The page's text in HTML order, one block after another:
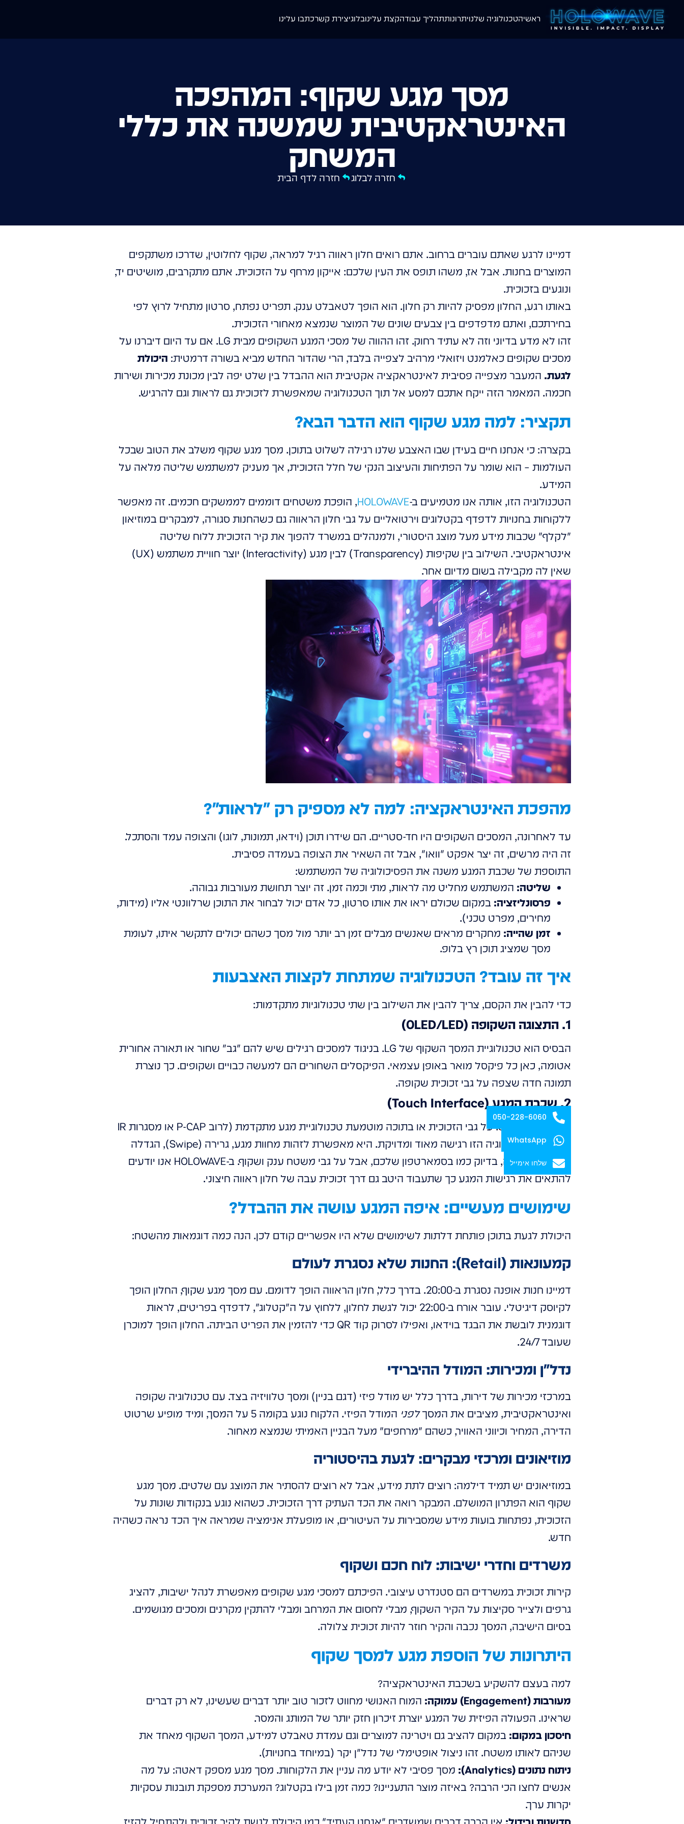
ראשיהטכנולוגיה שלנויתרונותתהליך עבודהקצת עלינובלוגיצירת קשרכתבו עלינו
מסך מגע שקוף: המהפכה
האינטראקטיבית שמשנה את כללי
המשחק
חזרה לבלוג חזרה לדף הבית
דמיינו לרגע שאתם עוברים ברחוב. אתם רואים חלון ראווה רגיל למראה, שקוף לחלוטין, שדרכו משתקפים
המוצרים בחנות. אבל אז, משהו תופס את העין שלכם: אייקון מרחף על הזכוכית. אתם מתקרבים, מושיטים יד,
ונוגעים בזכוכית.
באותו רגע, החלון מפסיק להיות רק חלון. הוא הופך לטאבלט ענק. תפריט נפתח, סרטון מתחיל לרוץ לפי
בחירתכם, ואתם מדפדפים בין צבעים שונים של המוצר שנמצא מאחורי הזכוכית.
זהו לא מדע בדיוני וזה לא עתיד רחוק. זהו ההווה של מסכי המגע השקופים מבית LG. אם עד היום דיברנו על
מסכים שקופים כאלמנט ויזואלי מרהיב לצפייה בלבד, הרי שהדור החדש מביא בשורה דרמטית: היכולת
לגעת. המעבר מצפייה פסיבית לאינטראקציה אקטיבית הוא ההבדל בין שלט יפה לבין מכונת מכירות ושירות
חכמה. המאמר הזה ייקח אתכם למסע אל תוך הטכנולוגיה שמאפשרת לזכוכית גם לראות וגם להרגיש.
תקציר: למה מגע שקוף הוא הדבר הבא?
בקצרה: כי אנחנו חיים בעידן שבו האצבע שלנו רגילה לשלוט בתוכן. מסך מגע שקוף משלב את הטוב שבכל
העולמות – הוא שומר על הפתיחות והעיצוב הנקי של חלל הזכוכית, אך מעניק למשתמש שליטה מלאה על
המידע.
הטכנולוגיה הזו, אותה אנו מטמיעים ב-HOLOWAVE, הופכת משטחים דוממים לממשקים חכמים. זה מאפשר
ללקוחות בחנויות לדפדף בקטלוגים וירטואליים על גבי חלון הראווה גם כשהחנות סגורה, למבקרים במוזיאון
"לקלף" שכבות מידע מעל מוצג היסטורי, ולמנהלים במשרד להפוך את קיר הזכוכית ללוח שליטה
אינטראקטיבי. השילוב בין שקיפות (Transparency) לבין מגע (Interactivity) יוצר חוויית משתמש (UX)
שאין לה מקבילה בשום מדיום אחר.
מהפכת האינטראקציה: למה לא מספיק רק "לראות"?
עד לאחרונה, המסכים השקופים היו חד-סטריים. הם שידרו תוכן (וידאו, תמונות, לוגו) והצופה עמד והסתכל.
זה היה מרשים, זה יצר אפקט "וואו", אבל זה השאיר את הצופה בעמדה פסיבית.
התוספת של שכבת המגע משנה את הפסיכולוגיה של המשתמש:
שליטה: המשתמש מחליט מה לראות, מתי וכמה זמן. זה יוצר תחושת מעורבות גבוהה.
פרסונליזציה: במקום שכולם יראו את אותו סרטון, כל אדם יכול לבחור את התוכן שרלוונטי אליו (מידות,
מחירים, מפרט טכני).
זמן שהייה: מחקרים מראים שאנשים מבלים זמן רב יותר מול מסך כשהם יכולים לתקשר איתו, לעומת
מסך שמציג תוכן רץ בלופ.
איך זה עובד? הטכנולוגיה שמתחת לקצות האצבעות
כדי להבין את הקסם, צריך להבין את השילוב בין שתי טכנולוגיות מתקדמות:
1. התצוגה השקופה (OLED/LED)
הבסיס הוא טכנולוגיית המסך השקוף של LG. בניגוד למסכים רגילים שיש להם "גב" שחור או תאורה אחורית
אטומה, כאן כל פיקסל מואר באופן עצמאי. הפיקסלים השחורים הם למעשה כבויים ושקופים. כך נוצרת
תמונה חדה שצפה על גבי זכוכית שקופה.
2. שכבת המגע (Touch Interface)
כאן נכנס החידוש. על גבי הזכוכית או בתוכה מוטמעת טכנולוגיית מגע מתקדמת (לרוב P-CAP או מסגרות IR
עדינות). הטכנולוגיה הזו רגישה מאוד ומדויקת. היא מאפשרת לזהות מחוות מגע, גרירה (Swipe), הגדלה
(Zoom) והקשה, בדיוק כמו בסמארטפון שלכם, אבל על גבי משטח ענק ושקוף. ב-HOLOWAVE אנו יודעים
להתאים את רגישות המגע כך שתעבוד היטב גם דרך זכוכית עבה של חלון ראווה חיצוני.
שימושים מעשיים: איפה המגע עושה את ההבדל?
היכולת לגעת בתוכן פותחת דלתות לשימושים שלא היו אפשריים קודם לכן. הנה כמה דוגמאות מהשטח:
קמעונאות (Retail): החנות שלא נסגרת לעולם
דמיינו חנות אופנה נסגרת ב-20:00. בדרך כלל, חלון הראווה הופך לדומם. עם מסך מגע שקוף, החלון הופך
לקיוסק דיגיטלי. עובר אורח ב-22:00 יכול לגשת לחלון, ללחוץ על ה"קטלוג", לדפדף בפריטים, לראות
דוגמנית לובשת את הבגד בוידאו, ואפילו לסרוק קוד QR כדי להזמין את הפריט הביתה. החלון הופך למוכרן
שעובד 24/7.
נדל"ן ומכירות: המודל ההיברידי
במרכזי מכירות של דירות, בדרך כלל יש מודל פיזי (דגם בניין) ומסך טלוויזיה בצד. עם טכנולוגיה שקופה
ואינטראקטיבית, מציבים את המסךלפני
המודל הפיזי. הלקוח נוגע בקומה 5 על המסך, ומיד מופיע שרטוט
הדירה, המחיר וכיווני האוויר, כשהם "מרחפים" מעל הבניין האמיתי שנמצא מאחור.
מוזיאונים ומרכזי מבקרים: לגעת בהיסטוריה
במוזיאונים יש תמיד דילמה: רוצים לתת מידע, אבל לא רוצים להסתיר את המוצג עם שלטים. מסך מגע
שקוף הוא הפתרון המושלם. המבקר רואה את הכד העתיק דרך הזכוכית. כשהוא נוגע בנקודות שונות על
הזכוכית, נפתחות בועות מידע שמסבירות על העיטורים, או מופעלת אנימציה שמראה איך הכד נראה כשהיה
חדש.
משרדים וחדרי ישיבות: לוח חכם ושקוף
קירות זכוכית במשרדים הם סטנדרט עיצובי. הפיכתם למסכי מגע שקופים מאפשרת לנהל ישיבות, להציג
גרפים ולצייר סקיצות על הקיר השקוף, מבלי לחסום את המרחב ומבלי להתקין מקרנים ומסכים מגושמים.
בסיום הישיבה, המסך נכבה והקיר חוזר להיות זכוכית צלולה.
היתרונות של הוספת מגע למסך שקוף
למה בעצם להשקיע בשכבת האינטראקציה?
מעורבות (Engagement) עמוקה:
המוח האנושי מחווט לזכור טוב יותר דברים שעשינו, לא רק דברים
שראינו. הפעולה הפיזית של המגע יוצרת זיכרון חזק יותר של המותג והמסר.
חיסכון במקום: במקום להציב גם ויטרינה למוצרים וגם עמדת טאבלט למידע, המסך השקוף מאחד את
שניהם לאותו משטח. זהו ניצול אופטימלי של נדל"ן יקר (במיוחד בחנויות).
ניתוח נתונים (Analytics):
מסך פסיבי לא יודע מה עניין את הלקוחות. מסך מגע מספק דאטה: על מה
אנשים לחצו הכי הרבה? באיזה מוצר התעניינו? כמה זמן בילו בקטלוג? המערכת מספקת תובנות עסקיות
יקרות ערך.
050-228-6060
WhatsApp
שלחו אימייל